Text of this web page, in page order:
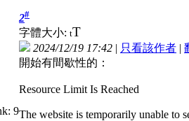
2#
字體大小: tT
2024/12/19 17:42 | 只看該作者 |
開始有間歇性的：
Resource Limit Is Reached
The website is temporarily unable to